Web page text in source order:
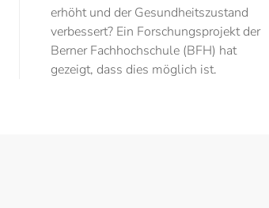
erhöht und der Gesundheitszustand
verbessert? Ein Forschungsprojekt der
Berner Fachhochschule (BFH) hat
gezeigt, dass dies möglich ist.